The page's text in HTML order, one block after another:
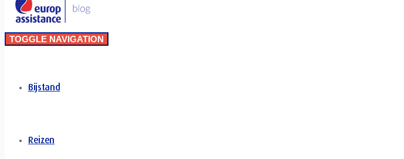
TOGGLE NAVIGATION
Bijstand
Reizen